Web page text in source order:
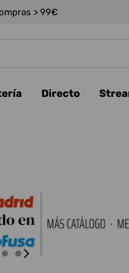
> 99€
Directo